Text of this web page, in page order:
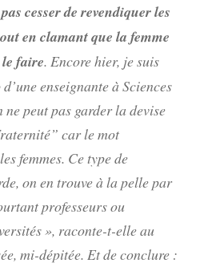
cesser de revendiquer les
en clamant que la femme
faire. Encore hier, je suis
enseignante à Sciences
ne peut pas garder la devise
car le mot
femmes. Ce type de
on en trouve à la pelle par
professeurs ou
», raconte-t-elle au
mi-dépitée. Et de conclure :